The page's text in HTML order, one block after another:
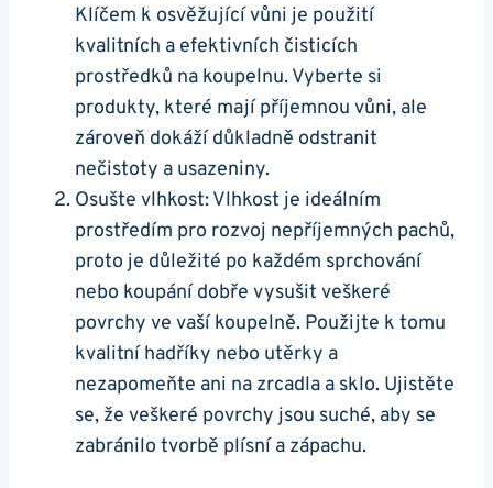
Klíčem k osvěžující vůni je použití
kvalitních a efektivních čisticích
prostředků na koupelnu. Vyberte si
produkty, které mají příjemnou vůni, ale
zároveň dokáží důkladně odstranit
nečistoty a usazeniny.
Osušte vlhkost: Vlhkost je ideálním
prostředím pro rozvoj nepříjemných pachů,
proto je důležité po každém sprchování
nebo koupání dobře vysušit veškeré
povrchy ve vaší koupelně. Použijte k tomu
kvalitní hadříky nebo utěrky a
nezapomeňte ani na zrcadla a sklo. Ujistěte
se, že veškeré povrchy jsou suché, aby se
zabránilo tvorbě plísní a zápachu.